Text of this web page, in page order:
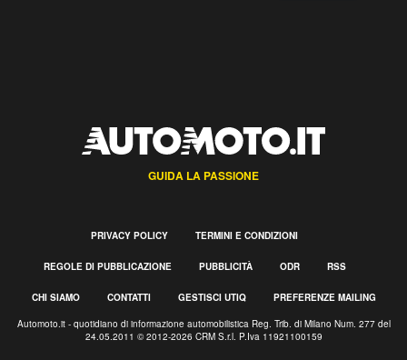
GUIDA LA PASSIONE
PRIVACY POLICY TERMINI E CONDIZIONI
REGOLE DI PUBBLICAZIONE PUBBLICITÀ ODR RSS
CHI SIAMO CONTATTI GESTISCI UTIQ PREFERENZE MAILING
Automoto.it - quotidiano di informazione automobilistica Reg. Trib. di Milano Num. 277 del
24.05.2011 © 2012-2026 CRM S.r.l. P.Iva 11921100159